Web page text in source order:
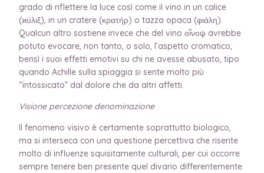
grado di riflettere la luce così come il vino in un calice
(ϰύλιξ), in un cratere (κρατήρ) o tazza opaca (φιάλη).
Qualcun altro sostiene invece che del vino οἶνοψ avrebbe
potuto evocare, non tanto, o solo, l’aspetto cromatico,
bensì i suoi effetti emotivi su chi ne avesse abusato, tipo
quando Achille sulla spiaggia si sente molto più
“intossicato” dal dolore che da altri affetti.
Visione percezione denominazione
Il fenomeno visivo è certamente soprattutto biologico,
ma si interseca con una questione percettiva che risente
molto di influenze squisitamente culturali, per cui occorre
sempre tenere ben presente quel divario differentemente